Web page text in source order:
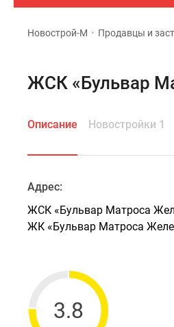
Новострой-М • Продавцы и
ЖСК «Бульвар
Описание Новостройки 1
Адрес:
ЖСК «Бульвар Матроса
ЖК «Бульвар Матроса
3.8